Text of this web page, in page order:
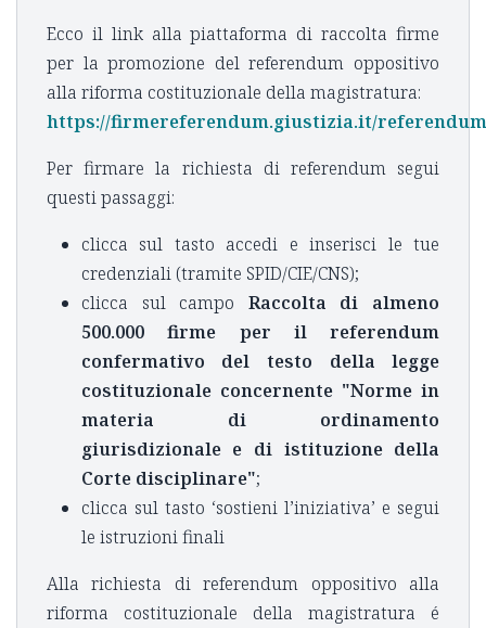
Ecco il link alla piattaforma di raccolta firme
per la promozione del referendum oppositivo
alla riforma costituzionale della magistratura:
https://firmereferendum.giustizia.it/
Per firmare la richiesta di referendum segui
questi passaggi:
⁠clicca sul tasto accedi e inserisci le tue
credenziali (tramite SPID/CIE/CNS);
⁠⁠clicca sul campo Raccolta di almeno
500.000 firme per il referendum
confermativo del testo della legge
costituzionale concernente "Norme in
materia di ordinamento
giurisdizionale e di istituzione della
Corte disciplinare";
⁠⁠clicca sul tasto ‘sostieni l’iniziativa’ e segui
le istruzioni finali
Alla richiesta di referendum oppositivo alla
riforma costituzionale della magistratura é